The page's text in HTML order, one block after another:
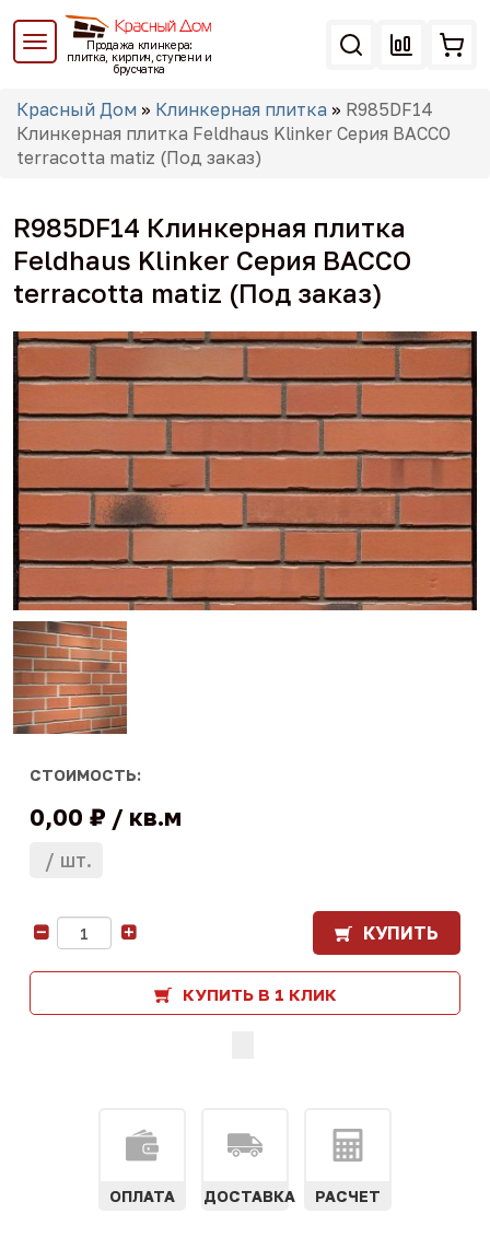
Перейти
основному
Продажа клинкера:
плитка, кирпич, ступени и
брусчатка
Вы
здесь
Красный Дом » Клинкерная плитка » R985DF14
Клинкерная плитка Feldhaus Klinker Серия BACCO
terracotta matiz (Под заказ)
R985DF14 Клинкерная плитка
Feldhaus Klinker Серия BACCO
terracotta matiz (Под заказ)
СТОИМОСТЬ:
0,00 ₽ кв.м
шт.
КУПИТЬ
КУПИТЬ В 1 КЛИК
ОПЛАТА ДОСТАВКА РАСЧЕТ